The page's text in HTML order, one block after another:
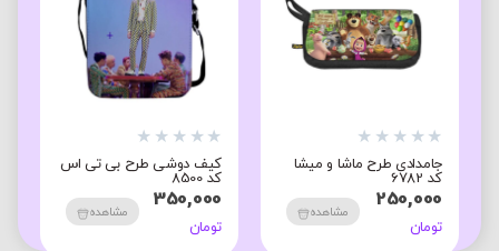
★
★
★
★
★
جامدادی طرح ماشا و میشا
کد 6782
250,000
تومان
مشاهده
★
★
★
★
★
کیف دوشی طرح بی تی اس
کد 8500
350,000
تومان
مشاهده